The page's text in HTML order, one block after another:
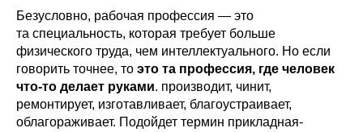
Безусловно, рабочая профессия — это
та специальность, которая требует больше
физического труда, чем интеллектуального. Но если
говорить точнее, то это та профессия, где человек
что-то делает руками. производит, чинит,
ремонтирует, изготавливает, благоустраивает,
облагораживает. Подойдет термин прикладная-